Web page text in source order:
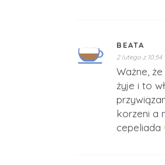
BEATA
2 lutego z 10:54
Ważne,
żyje i to
korzeni a
cepeliada